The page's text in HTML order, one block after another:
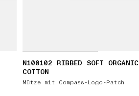
N100102 RIBBED SOFT ORGANIC
COTTON
Mütze mit Compass-Logo-Patch